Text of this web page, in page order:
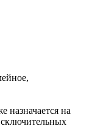
назначается на